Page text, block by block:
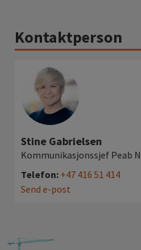
Kontaktperson
Stine Gabrielsen
Kommunikasjonssjef Peab
Telefon: +47 416 51 414
Send e-post